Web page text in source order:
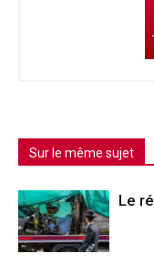
Sur le même sujet
Le